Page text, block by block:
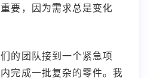
要，因为需求总是变化
的团队接到一个紧急项
完成一批复杂的零件。我